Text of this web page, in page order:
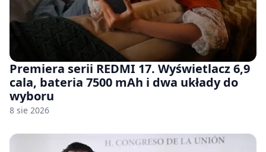
Premiera serii REDMI 17. Wyświetlacz 6,9
cala, bateria 7500 mAh i dwa układy do
wyboru
8 sie 2026